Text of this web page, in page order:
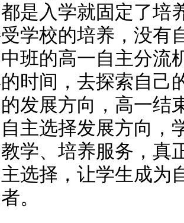
是入学就固定了培
学校的培养，没有
班的高一自主分流
时间，去探索自己
发展方向，高一结
主选择发展方向，
学、培养服务，真
选择，让学生成为
。